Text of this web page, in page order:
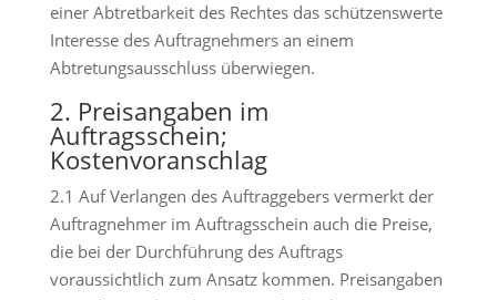
einer Abtretbarkeit des Rechtes das schützenswerte
Interesse des Auftragnehmers an einem
Abtretungsausschluss überwiegen.
2. Preisangaben im
Auftragsschein;
Kostenvoranschlag
2.1 Auf Verlangen des Auftraggebers vermerkt der
Auftragnehmer im Auftragsschein auch die Preise,
die bei der Durchführung des Auftrags
voraussichtlich zum Ansatz kommen. Preisangaben